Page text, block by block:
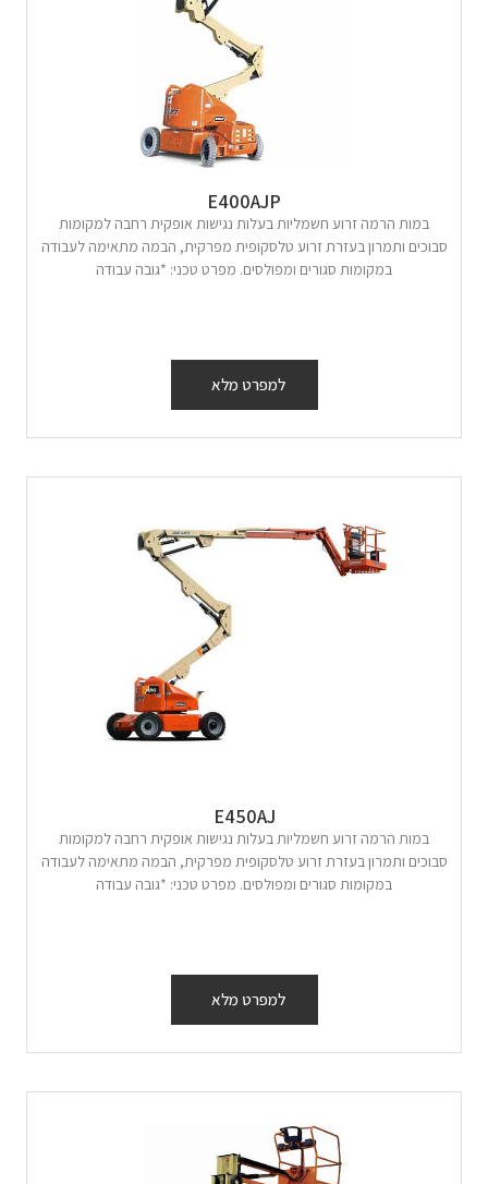
E400AJP
במות הרמה זרוע חשמליות בעלות נגישות אופקית רחבה למקומות
סבוכים ותמרון בעזרת זרוע טלסקופית מפרקית, הבמה מתאימה לעבודה
במקומות סגורים ומפולסים. מפרט טכני: *גובה עבודה
למפרט מלא
E450AJ
במות הרמה זרוע חשמליות בעלות נגישות אופקית רחבה למקומות
סבוכים ותמרון בעזרת זרוע טלסקופית מפרקית, הבמה מתאימה לעבודה
במקומות סגורים ומפולסים. מפרט טכני: *גובה עבודה
למפרט מלא